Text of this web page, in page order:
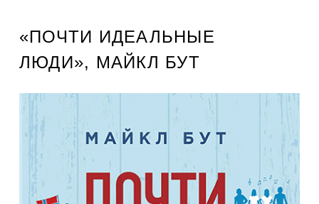
«ПОЧТИ ИДЕАЛЬНЫЕ
ЛЮДИ», МАЙКЛ БУТ